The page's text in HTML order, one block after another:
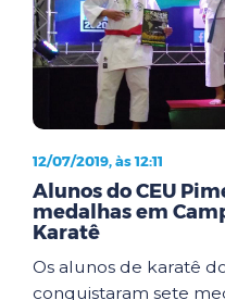
12/07/2019, às 12:11
Alunos do CEU
medalhas em
Karatê
Os alunos de karatê
conquistaram sete